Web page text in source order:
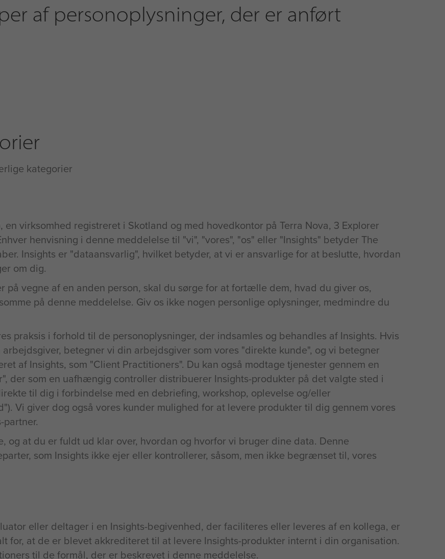
af personoplysninger, der er anført
kategorier
en virksomhed registreret i Skotland og med hovedkontor på Terra Nova, 3 Explorer
henvisning i denne meddelelse til "vi", "vores", "os" eller "Insights" betyder The
Insights er "dataansvarlig", hvilket betyder, at vi er ansvarlige for at beslutte, hvordan
om dig.
på vegne af en anden person, skal du sørge for at fortælle dem, hvad du giver os,
på denne meddelelse. Giv os ikke nogen personlige oplysninger, medmindre du
praksis i forhold til de personoplysninger, der indsamles og behandles af Insights. Hvis
betegner vi din arbejdsgiver som vores "direkte kunde", og vi betegner
af Insights, som "Client Practitioners". Du kan også modtage tjenester gennem en
der som en uafhængig controller distribuerer Insights-produkter på det valgte sted i
til dig i forbindelse med en debriefing, workshop, oplevelse og/eller
Vi giver dog også vores kunder mulighed for at levere produkter til dig gennem vores
at du er fuldt ud klar over, hvordan og hvorfor vi bruger dine data. Denne
som Insights ikke ejer eller kontrollerer, såsom, men ikke begrænset til, vores
eller deltager i en Insights-begivenhed, der faciliteres eller leveres af en kollega, er
for, at de er blevet akkrediteret til at levere Insights-produkter internt i din organisation.
til de formål, der er beskrevet i denne meddelelse.